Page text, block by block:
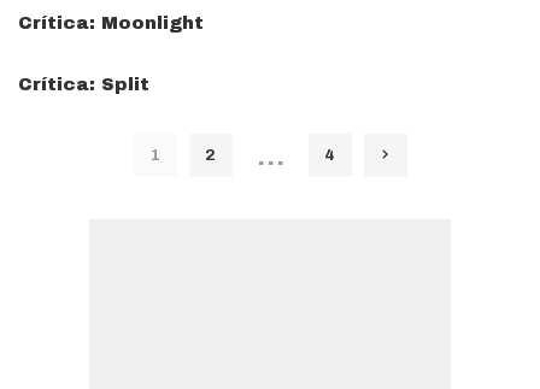
Crítica: Moonlight
Crítica: Split
1 2 … 4